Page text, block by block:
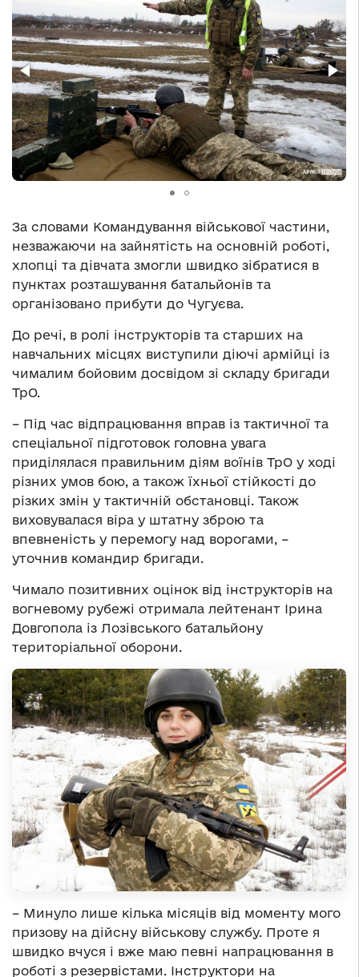
За словами Командування військової частини,
незважаючи на зайнятість на основній роботі,
хлопці та дівчата змогли швидко зібратися в
пунктах розташування батальйонів та
організовано прибути до Чугуєва.
До речі, в ролі інструкторів та старших на
навчальних місцях виступили діючі армійці із
чималим бойовим досвідом зі складу бригади
ТрО.
– Під час відпрацювання вправ із тактичної та
спеціальної підготовок головна увага
приділялася правильним діям воїнів ТрО у ході
різних умов бою, а також їхньої стійкості до
різких змін у тактичній обстановці. Також
виховувалася віра у штатну зброю та
впевненість у перемогу над ворогами, –
уточнив командир бригади.
Чимало позитивних оцінок від інструкторів на
вогневому рубежі отримала лейтенант Ірина
Довгопола із Лозівського батальйону
територіальної оборони.
– Минуло лише кілька місяців від моменту мого
призову на дійсну військову службу. Проте я
швидко вчуся і вже маю певні напрацювання в
роботі з резервістами. Інструктори на